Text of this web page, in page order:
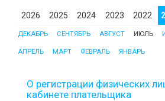
2026 2025 2024 2023 2022
ДЕКАБРЬ СЕНТЯБРЬ АВГУСТ ИЮЛЬ
АПРЕЛЬ МАРТ ФЕВРАЛЬ ЯНВАРЬ
О регистрации физических
кабинете плательщика